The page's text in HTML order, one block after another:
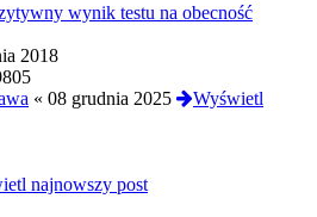
wynik testu na obecność
2018
« 08 grudnia 2025
Wyświetl
najnowszy post